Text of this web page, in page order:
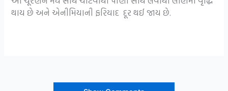
થાય છે અને એનીમિયાની ફરિયાદ દૂર થઈ જાય છે.